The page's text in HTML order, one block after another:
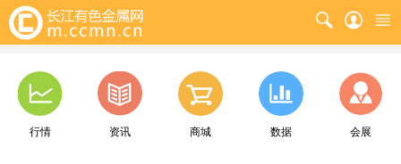
行情 资讯 商城 数据 会展